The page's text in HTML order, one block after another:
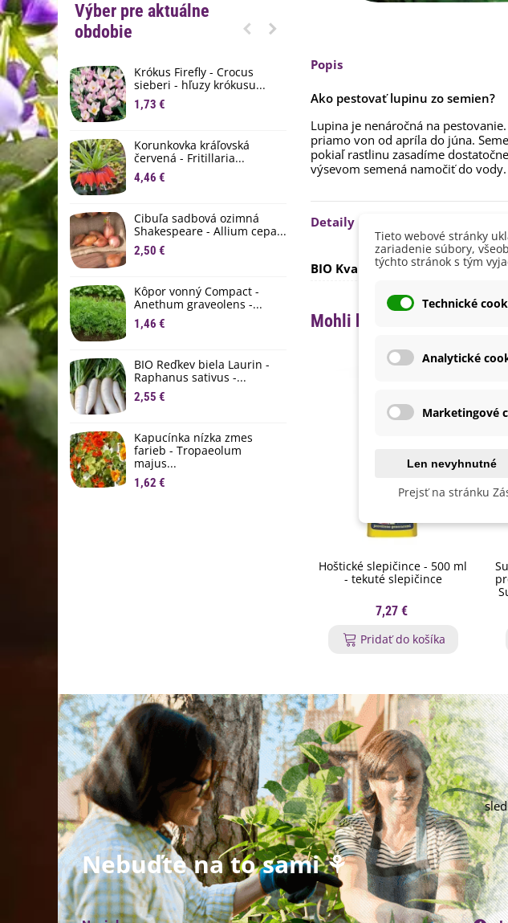
Výber pre aktuálne
obdobie
Krókus Firefly - Crocus
sieberi - hľuzy krókusu...
1,73 €
Korunkovka kráľovská
červená - Fritillaria...
4,46 €
Cibuľa sadbová ozimná
Shakespeare - Allium cepa...
2,50 €
Kôpor vonný Compact -
Anethum graveolens -...
1,46 €
BIO Reďkev biela Laurin -
Raphanus sativus -...
2,55 €
Kapucínka nízka zmes
farieb - Tropaeolum
majus...
1,62 €
8,68 €
Kuchynské bylinky na malú
plochu - výsevný disk...
3,80 €
Mrkva neskorá Cidera -
1,53 €
Ľalia Canova - Lilium -
cibuľoviny - 1 ks
3,85 €
3,85 € -30%
Popis
Ako pestovať lupinu zo semien?
Lupina je nenáročná na
priamo von od apríla do júna.
pokiaľ rastlinu zasadíme
výsevom semená namočiť do vody.
Detaily produktu
BIO Kvalita Nie
Mohli byste ešte potrebovať
Hoštické slepičince - 500 ml
- tekuté slepičince
7,27 €
Pridať do košíka
Nebuďte na to sami ⚘
Tieto webové stránky
zariadenie súbory,
týchto stránok s tým
Technické
Analytické
Marketingové
Len nevyhnutné
Prejsť na stránku